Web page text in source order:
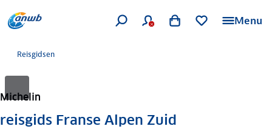
Menu
Reisgidsen
Michelin
reisgids Franse Alpen Zuid